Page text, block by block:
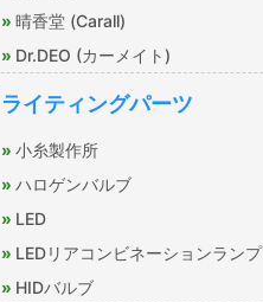
晴香堂 (Carall)
Dr.DEO (カーメイト)
ライティングパーツ
小糸製作所
ハロゲンバルブ
LED
LEDリアコンビネーションランプ
HIDバルブ